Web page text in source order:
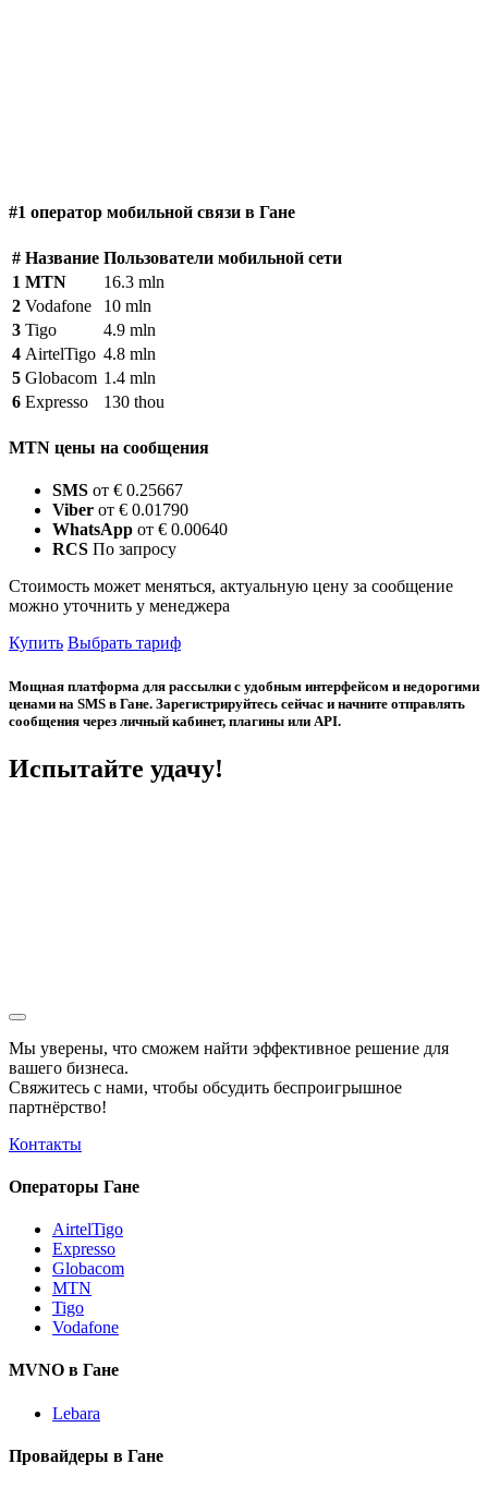
#1 оператор мобильной связи в Гане
# Название Пользователи мобильной сети
1 MTN
16.3 mln
2 Vodafone
10 mln
3 Tigo
4.9 mln
4 AirtelTigo 4.8 mln
5 Globacom 1.4 mln
6 Expresso 130 thou
MTN цены на сообщения
SMS от € 0.25667
Viber от € 0.01790
WhatsApp от € 0.00640
RCS По запросу
Стоимость может меняться, актуальную цену за сообщение
можно уточнить у менеджера
Купить Выбрать тариф
Мощная платформа для рассылки с удобным интерфейсом и недорогими
ценами на SMS в Гане. Зарегистрируйтесь сейчас и начните отправлять
сообщения через личный кабинет, плагины или API.
Испытайте удачу!
Мы уверены, что сможем найти эффективное решение для
вашего бизнеса.
Свяжитесь с нами, чтобы обсудить беспроигрышное
партнёрство!
Контакты
Операторы Гане
AirtelTigo
Expresso
Globacom
MTN
Tigo
Vodafone
MVNO в Гане
Lebara
Провайдеры в Гане